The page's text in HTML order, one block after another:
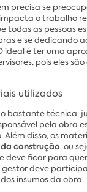
precisa se
o trabalho
todas as pessoas
e se dedicando
ideal é ter uma
pois eles
utilizados
bastante técnica,
pela obra
Além disso, os
construção, ou
deve ficar para
gestor deve
insumos da obra.